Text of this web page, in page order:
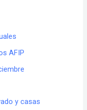
AFIP
y casas